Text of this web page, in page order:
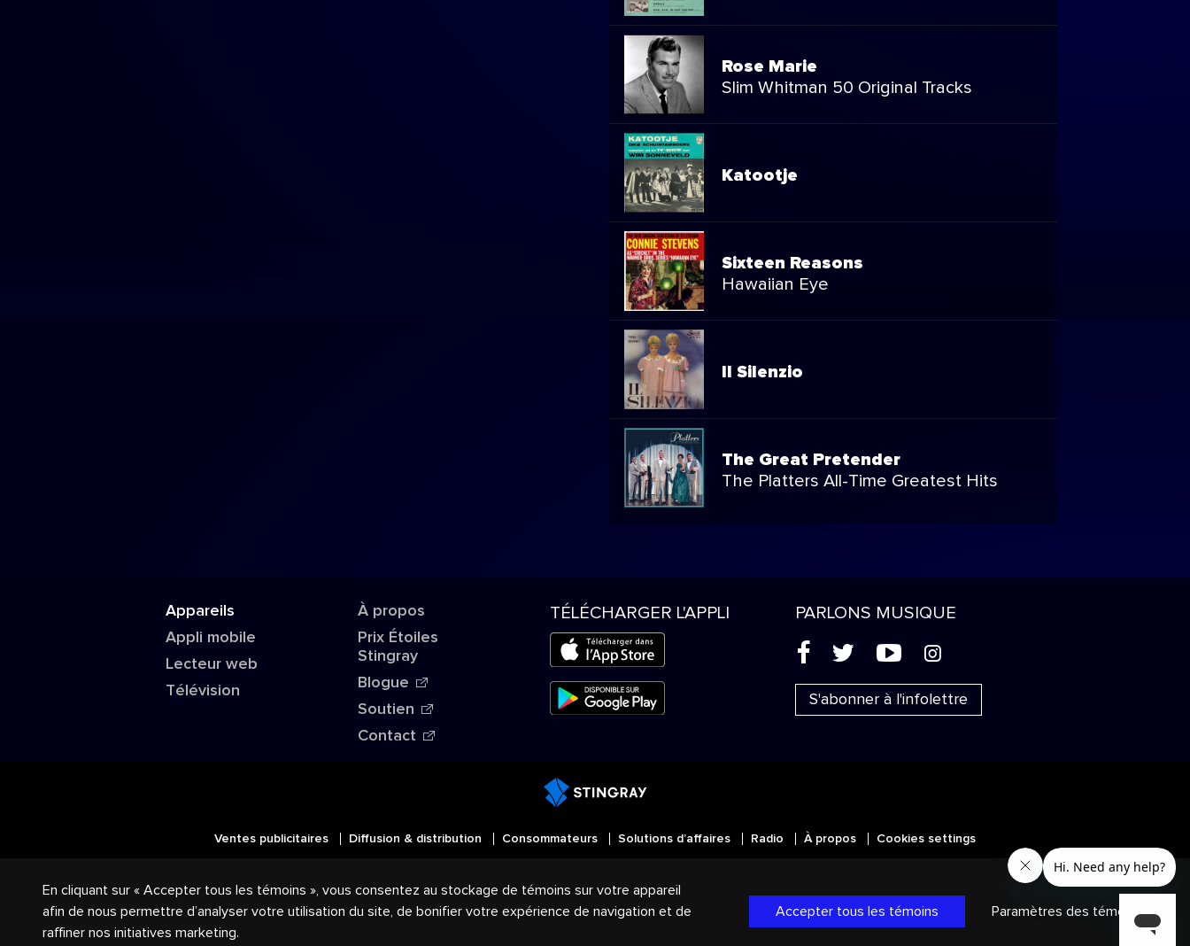
Rose Marie
Slim Whitman 50 Original Tracks
Katootje
Sixteen Reasons
Hawaiian Eye
Il Silenzio
The Great Pretender
The Platters All-Time Greatest Hits
Appareils
Appli mobile
Lecteur web
Télévision
À propos
Prix Étoiles
Stingray
Blogue
Soutien
Contact
TÉLÉCHARGER L'APPLI PARLONS MUSIQUE
( ' + &
S'abonner à l'infolettre
Ventes publicitaires Diffusion & distribution Consommateurs Solutions d’affaires Radio À propos Cookies settings
et les autres marques et
logos reliés sont des marques de commerce du Groupe Stingray au Canada, aux États-Unis et dans les autres territoires.
de confidentialité|Modalités et Conditions
En cliquant sur « Accepter tous les témoins », vous consentez au stockage de témoins sur votre appareil
afin de nous permettre d’analyser votre utilisation du site, de bonifier votre expérience de navigation et de
raffiner nos initiatives marketing.
Accepter tous les témoins Paramètres des témoins